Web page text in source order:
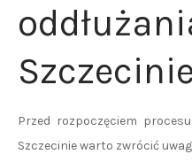
Przed rozpoczęciem
Szczecinie warto zwrócić